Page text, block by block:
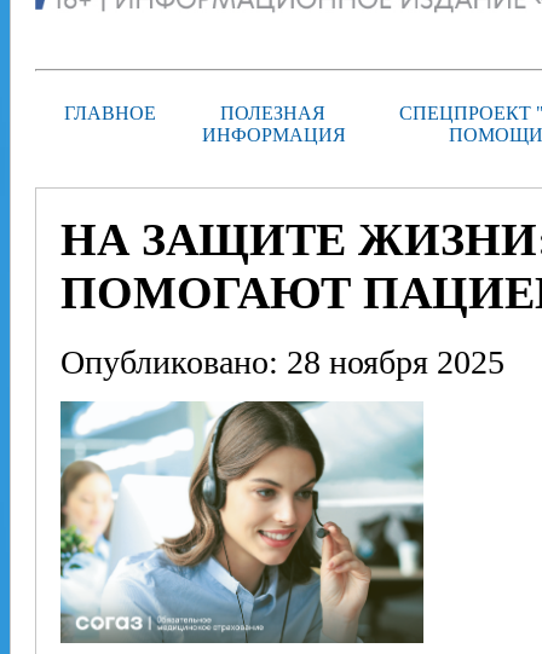
ГЛАВНОЕ
ПОЛЕЗНАЯ
ИНФОРМАЦИЯ
СПЕЦПРОЕКТ
НА ЗАЩИТЕ
ПОМОГАЮТ
Опубликовано: 28 ноября 2025